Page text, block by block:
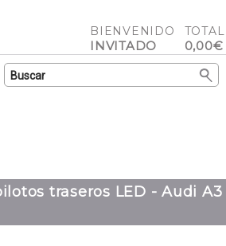
TOTAL
0,00€
BIENVENIDO
INVITADO
traseros LED - Audi A3